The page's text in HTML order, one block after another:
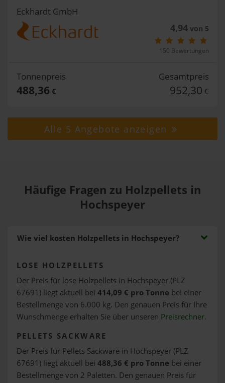
Eckhardt GmbH
4,94von 5
150 Bewertungen
Tonnenpreis
488,36 €
Gesamtpreis
952,30 €
Alle 5 Angebote anzeigen
Häufige Fragen zu Holzpellets in
Hochspeyer
Wie viel kosten Holzpellets in Hochspeyer?
LOSE HOLZPELLETS
Der Preis für lose Holzpellets in Hochspeyer (PLZ
67691) liegt aktuell bei 414,09 € pro Tonne bei einer
Bestellmenge von 6.000 kg. Den genauen Preis für Ihre
Wunschmenge erhalten Sie über unseren Preisrechner.
PELLETS SACKWARE
Der Preis für Pellets Sackware in Hochspeyer (PLZ
67691) liegt aktuell bei 488,36 € pro Tonne bei einer
Bestellmenge von 2 Paletten. Den genauen Preis für